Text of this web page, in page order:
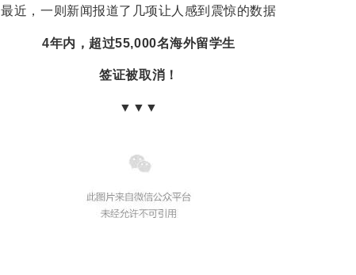
最近，一则新闻报道了几项让人感到震惊的数据
4年内，超过55,000名海外留学生
签证被取消！
▼▼▼